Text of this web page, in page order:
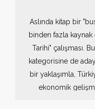
Aslında kitap bir
binden fazla kaynak
Tarihi" çalışması.
kategorisine de
bir yaklaşımla,
ekonomik